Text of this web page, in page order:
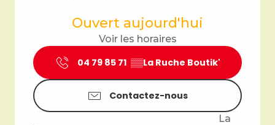
Ouvert aujourd'hui
Voir les horaires
04 79 85 71 ▒▒La Ruche Boutik'
Contactez-nous
La